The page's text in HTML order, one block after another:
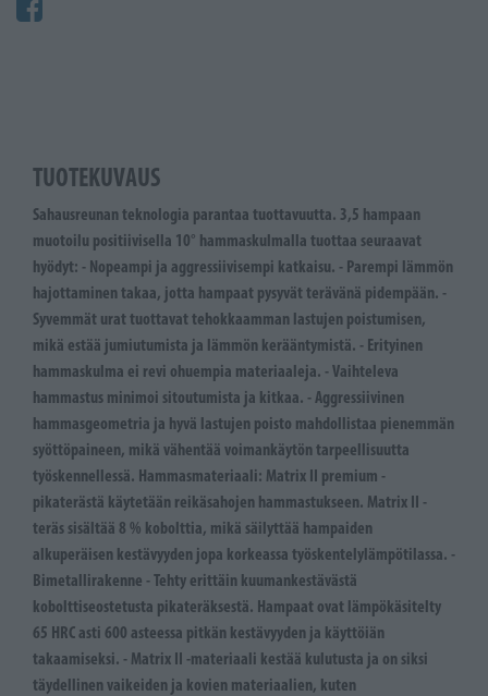
TUOTEKUVAUS
Sahausreunan teknologia parantaa tuottavuutta. 3,5 hampaan
muotoilu positiivisella 10° hammaskulmalla tuottaa seuraavat
hyödyt: - Nopeampi ja aggressiivisempi katkaisu. - Parempi lämmön
hajottaminen takaa, jotta hampaat pysyvät terävänä pidempään. -
Syvemmät urat tuottavat tehokkaamman lastujen poistumisen,
mikä estää jumiutumista ja lämmön kerääntymistä. - Erityinen
hammaskulma ei revi ohuempia materiaaleja. - Vaihteleva
hammastus minimoi sitoutumista ja kitkaa. - Aggressiivinen
hammasgeometria ja hyvä lastujen poisto mahdollistaa pienemmän
syöttöpaineen, mikä vähentää voimankäytön tarpeellisuutta
työskennellessä. Hammasmateriaali: Matrix II premium -
pikaterästä käytetään reikäsahojen hammastukseen. Matrix II -
teräs sisältää 8 % kobolttia, mikä säilyttää hampaiden
alkuperäisen kestävyyden jopa korkeassa työskentelylämpötilassa. -
Bimetallirakenne - Tehty erittäin kuumankestävästä
kobolttiseostetusta pikateräksestä. Hampaat ovat lämpökäsitelty
65 HRC asti 600 asteessa pitkän kestävyyden ja käyttöiän
takaamiseksi. - Matrix II -materiaali kestää kulutusta ja on siksi
täydellinen vaikeiden ja kovien materiaalien, kuten